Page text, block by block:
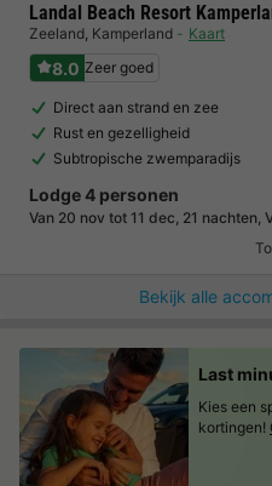
Landal Beach Resort
Zeeland, Kamperland Kaart
8.0 Zeer goed
Direct aan strand en zee
Rust en gezelligheid
Subtropische zwemparadijs
Lodge 4 personen
Van 20 nov tot 11 dec, 21 nachten,
Bekijk alle
Last
Kies een
kortingen!